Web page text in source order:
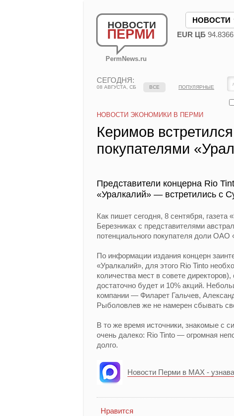
НОВОСТИ
ПЕРМИ
PermNews.ru
НОВОСТИ
EUR ЦБ 94.8366
СЕГОДНЯ:
08 АВГУСТА, СБ ВСЕ ПОПУЛЯРНЫЕ
НОВОСТИ ЭКОНОМИКИ В ПЕРМИ
Керимов
покупателями
Представители концерна Rio
«Уралкалий» — встретились с
Как пишет сегодня, 8 сентября,
Березниках с представителями
потенциального покупателя доли ОАО
По информации издания концерн
«Уралкалий», для этого Rio Tinto
количества мест в совете
достаточно будет и 10% акций.
компании — Филарет Гальчев,
Рыболовлев же не намерен сбывать
В то же время источники, знакомые с
очень далеко: Rio Tinto — огромная
долго.
Новости Перми в MAX -
Нравится